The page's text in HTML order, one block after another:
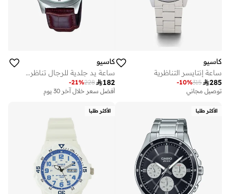
كاسيو
ساعة إنتايسر التناظرية
285
315
-10%
توصيل مجاني
كاسيو
ساعة يد جلدية للرجال تناظرية -- - . مم
182
228
-21%
أفضل سعر خلال آخر 30 يوم
الأكثر طلبا الأكثر طلبا